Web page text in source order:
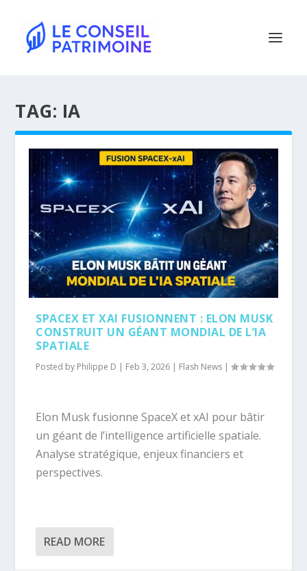
TAG: IA
SPACEX ET XAI FUSIONNENT : ELON MUSK
CONSTRUIT UN GÉANT MONDIAL DE L’IA
SPATIALE
Posted by Philippe D | Feb 3, 2026 | Flash News |
Elon Musk fusionne SpaceX et xAI pour bâtir
un géant de l’intelligence artificielle spatiale.
Analyse stratégique, enjeux financiers et
perspectives.
READ MORE